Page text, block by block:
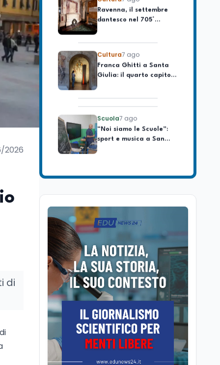
2026
di
longevo dell’Italia
repubblicana
dantesco nel 705°
anniversario della morte
Cultura7 ago
Franca Ghitti a Santa
Giulia: il quarto capitolo
dei Palcoscenici
Scuola7 ago
“Noi siamo le Scuole”:
sport e musica a San
Miniato, STEM a Lerici
Editoriali
Camere in ferie,
settembre tra legge
elettorale e Rai. La
premier Meloni attesa a
Bari il 4 settembre per
celebrare il governo più
longevo dell’Italia
Cultura7 ago
Ravenna, il settembre
dantesco nel 705°
anniversario della morte
del Sommo Poeta
Cultura 7 ago
Franca Ghitti a Santa
Giulia: il quarto capitolo